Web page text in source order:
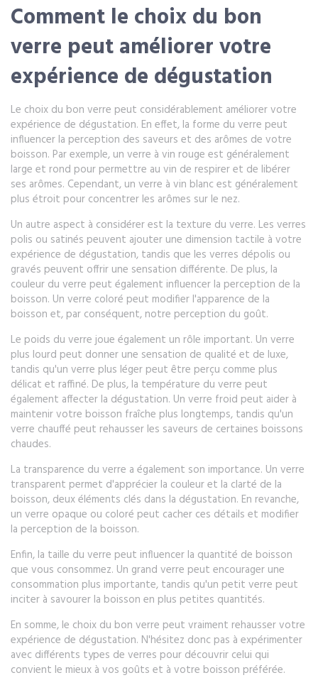
Comment le choix du bon
verre peut améliorer votre
expérience de dégustation
Le choix du bon verre peut considérablement améliorer votre
expérience de dégustation. En effet, la forme du verre peut
influencer la perception des saveurs et des arômes de votre
boisson. Par exemple, un verre à vin rouge est généralement
large et rond pour permettre au vin de respirer et de libérer
ses arômes. Cependant, un verre à vin blanc est généralement
plus étroit pour concentrer les arômes sur le nez.
Un autre aspect à considérer est la texture du verre. Les verres
polis ou satinés peuvent ajouter une dimension tactile à votre
expérience de dégustation, tandis que les verres dépolis ou
gravés peuvent offrir une sensation différente. De plus, la
couleur du verre peut également influencer la perception de la
boisson. Un verre coloré peut modifier l'apparence de la
boisson et, par conséquent, notre perception du goût.
Le poids du verre joue également un rôle important. Un verre
plus lourd peut donner une sensation de qualité et de luxe,
tandis qu'un verre plus léger peut être perçu comme plus
délicat et raffiné. De plus, la température du verre peut
également affecter la dégustation. Un verre froid peut aider à
maintenir votre boisson fraîche plus longtemps, tandis qu'un
verre chauffé peut rehausser les saveurs de certaines boissons
chaudes.
La transparence du verre a également son importance. Un verre
transparent permet d'apprécier la couleur et la clarté de la
boisson, deux éléments clés dans la dégustation. En revanche,
un verre opaque ou coloré peut cacher ces détails et modifier
la perception de la boisson.
Enfin, la taille du verre peut influencer la quantité de boisson
que vous consommez. Un grand verre peut encourager une
consommation plus importante, tandis qu'un petit verre peut
inciter à savourer la boisson en plus petites quantités.
En somme, le choix du bon verre peut vraiment rehausser votre
expérience de dégustation. N'hésitez donc pas à expérimenter
avec différents types de verres pour découvrir celui qui
convient le mieux à vos goûts et à votre boisson préférée.